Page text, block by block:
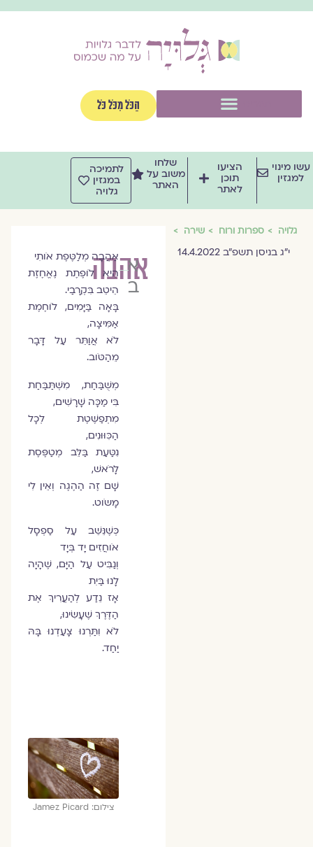
הַכֹּל מִכֹּל כֹּל
מינוי
למגזין
הציעו
תוכן
לאתר
שלחו
משוב על
האתר
לתמיכה
במגזין
גלויה
גלויה ספרות ורוח שירה
י״ג בניסן תשפ״ב 14.4.2022 אהבה
איריס
בשירי
אַהֲבָה מְלַטֶּפֶת אֹותִי
הִיא לֹופֶתֶת נֶאֱחֶזֶת
הֵיטֵב בִּקְרָבַי.
בָּאָה בַּיָּמִים, לֹוחֶמֶת
אַמִּיצָה,
לֹא אֲוַתֵּר עַל דָּבָר
מֵהַטֹּוב.
מְשֻׁבַּחַת, מִשְׁתַּבַּחַת
בִּי מַכָּה שָׁרָשִׁים,
מִתְפַשֶּׁטֶת לְכָל
הַכִּוּוּנִים,
נִטַּעַת בַּלֵּב מְטַפֶּסֶת
לָרֹאשׁ,
שָׁם זֶה הַהֶגֶה וְאֵין לִי
מָשֹוט.
כְּשֶׁנֵּשֵׁב עַל סַפְסָל
אֹוחֲזִים יָד בְּיָד
וְנַבִּיט עַל הַיָּם, שֶׁהָיָה
לָנוּ בַּיִת
אָז נֵדַע לְהַעֲרִיךְ אֶת
הַדֶּרֶךְ שֶׁעָשִׂינוּ,
לֹא וִתַּרְנוּ צָעַדְנוּ בָּהּ
יַחַד.
צילום: Jamez Picard